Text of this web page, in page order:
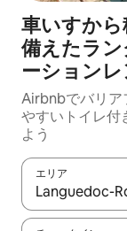
車いすか
備えたラ
ーション
Airbnbでバリア
やすいトイレ付
よう
エリア
検索結果が表